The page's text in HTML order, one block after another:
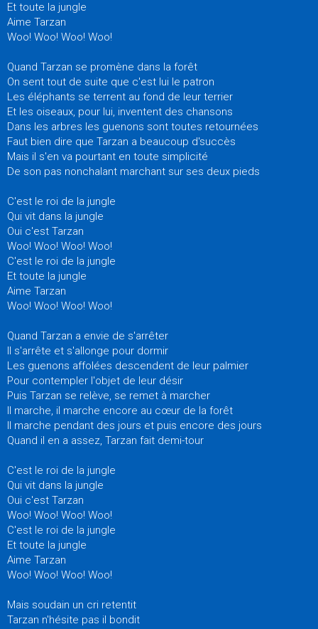
Et toute la jungle
Aime Tarzan
Woo! Woo! Woo! Woo!
Quand Tarzan se promène dans la forêt
On sent tout de suite que c'est lui le patron
Les éléphants se terrent au fond de leur terrier
Et les oiseaux, pour lui, inventent des chansons
Dans les arbres les guenons sont toutes retournées
Faut bien dire que Tarzan a beaucoup d'succès
Mais il s'en va pourtant en toute simplicité
De son pas nonchalant marchant sur ses deux pieds
C'est le roi de la jungle
Qui vit dans la jungle
Oui c'est Tarzan
Woo! Woo! Woo! Woo!
C'est le roi de la jungle
Et toute la jungle
Aime Tarzan
Woo! Woo! Woo! Woo!
Quand Tarzan a envie de s'arrêter
Il s'arrête et s'allonge pour dormir
Les guenons affolées descendent de leur palmier
Pour contempler l'objet de leur désir
Puis Tarzan se relève, se remet à marcher
Il marche, il marche encore au cœur de la forêt
Il marche pendant des jours et puis encore des jours
Quand il en a assez, Tarzan fait demi-tour
C'est le roi de la jungle
Qui vit dans la jungle
Oui c'est Tarzan
Woo! Woo! Woo! Woo!
C'est le roi de la jungle
Et toute la jungle
Aime Tarzan
Woo! Woo! Woo! Woo!
Mais soudain un cri retentit
Tarzan n'hésite pas il bondit